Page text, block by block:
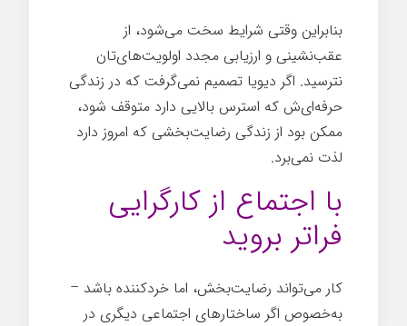
بنابراین وقتی شرایط سخت می‌شود، از
عقب‌نشینی و ارزیابی مجدد اولویت‌های‌تان
نترسید. اگر دیویا تصمیم نمی‌گرفت که در زندگی
حرفه‌ای‌ش که استرس بالایی دارد متوقف شود،
ممکن بود از زندگی رضایت‌بخشی که امروز دارد
لذت نمی‌برد.
با اجتماع از کارگرایی
فراتر بروید
کار می‌تواند رضایت‌بخش، اما خردکننده باشد –
به‌خصوص اگر ساختارهای اجتماعی دیگری در